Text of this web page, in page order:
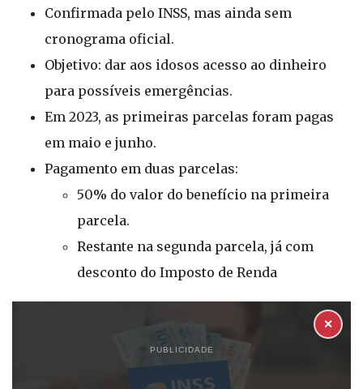
Confirmada pelo INSS, mas ainda sem
cronograma oficial.
Objetivo: dar aos idosos acesso ao dinheiro
para possíveis emergências.
Em 2023, as primeiras parcelas foram pagas
em maio e junho.
Pagamento em duas parcelas:
50% do valor do benefício na primeira
parcela.
Restante na segunda parcela, já com
desconto do Imposto de Renda
PUBLICIDADE
✕